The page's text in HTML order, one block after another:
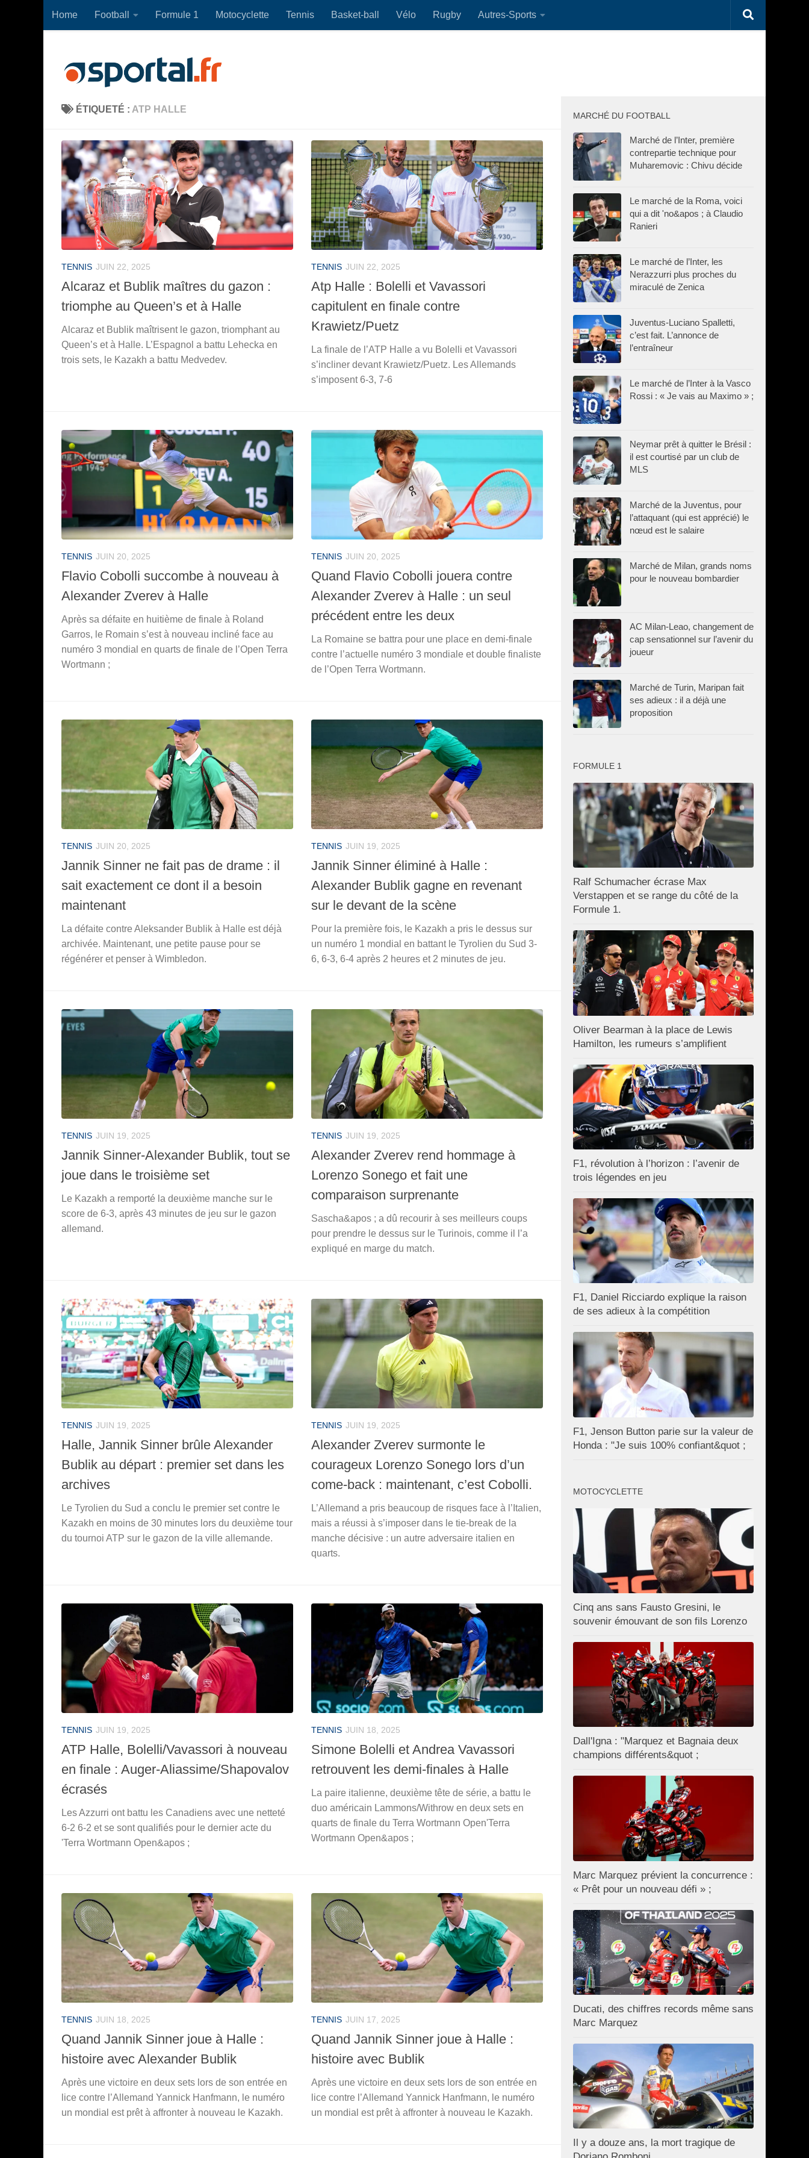
Skip to content
Home Football Formule 1 Motocyclette Tennis Basket-ball Vélo Rugby Autres-Sports
ÉTIQUETÉ : ATP HALLE
TENNIS JUIN 22, 2025
Alcaraz et Bublik maîtres du gazon :
triomphe au Queen’s et à Halle
Alcaraz et Bublik maîtrisent le gazon, triomphant au
Queen’s et à Halle. L’Espagnol a battu Lehecka en
trois sets, le Kazakh a battu Medvedev.
TENNIS JUIN 22, 2025
Atp Halle : Bolelli et Vavassori
capitulent en finale contre
Krawietz/Puetz
La finale de l’ATP Halle a vu Bolelli et Vavassori
s’incliner devant Krawietz/Puetz. Les Allemands
s’imposent 6-3, 7-6
TENNIS JUIN 20, 2025
Flavio Cobolli succombe à nouveau à
Alexander Zverev à Halle
Après sa défaite en huitième de finale à Roland
Garros, le Romain s’est à nouveau incliné face au
numéro 3 mondial en quarts de finale de l’Open Terra
Wortmann ;
TENNIS JUIN 20, 2025
Quand Flavio Cobolli jouera contre
Alexander Zverev à Halle : un seul
précédent entre les deux
La Romaine se battra pour une place en demi-finale
contre l’actuelle numéro 3 mondiale et double finaliste
de l’Open Terra Wortmann.
TENNIS JUIN 20, 2025
Jannik Sinner ne fait pas de drame : il
sait exactement ce dont il a besoin
maintenant
La défaite contre Aleksander Bublik à Halle est déjà
archivée. Maintenant, une petite pause pour se
régénérer et penser à Wimbledon.
TENNIS JUIN 19, 2025
Jannik Sinner éliminé à Halle :
Alexander Bublik gagne en revenant
sur le devant de la scène
Pour la première fois, le Kazakh a pris le dessus sur
un numéro 1 mondial en battant le Tyrolien du Sud 3-
6, 6-3, 6-4 après 2 heures et 2 minutes de jeu.
TENNIS JUIN 19, 2025
Jannik Sinner-Alexander Bublik, tout se
joue dans le troisième set
Le Kazakh a remporté la deuxième manche sur le
score de 6-3, après 43 minutes de jeu sur le gazon
allemand.
TENNIS JUIN 19, 2025
Alexander Zverev rend hommage à
Lorenzo Sonego et fait une
comparaison surprenante
Sascha&apos ; a dû recourir à ses meilleurs coups
pour prendre le dessus sur le Turinois, comme il l’a
expliqué en marge du match.
TENNIS JUIN 19, 2025
Halle, Jannik Sinner brûle Alexander
Bublik au départ : premier set dans les
archives
Le Tyrolien du Sud a conclu le premier set contre le
Kazakh en moins de 30 minutes lors du deuxième tour
du tournoi ATP sur le gazon de la ville allemande.
TENNIS JUIN 19, 2025
Alexander Zverev surmonte le
courageux Lorenzo Sonego lors d’un
come-back : maintenant, c’est Cobolli.
L’Allemand a pris beaucoup de risques face à l’Italien,
mais a réussi à s’imposer dans le tie-break de la
manche décisive : un autre adversaire italien en
quarts.
TENNIS JUIN 19, 2025
ATP Halle, Bolelli/Vavassori à nouveau
en finale : Auger-Aliassime/Shapovalov
écrasés
Les Azzurri ont battu les Canadiens avec une netteté
6-2 6-2 et se sont qualifiés pour le dernier acte du
'Terra Wortmann Open&apos ;
TENNIS JUIN 18, 2025
Simone Bolelli et Andrea Vavassori
retrouvent les demi-finales à Halle
La paire italienne, deuxième tête de série, a battu le
duo américain Lammons/Withrow en deux sets en
quarts de finale du Terra Wortmann Open'Terra
Wortmann Open&apos ;
TENNIS JUIN 18, 2025
Quand Jannik Sinner joue à Halle :
histoire avec Alexander Bublik
Après une victoire en deux sets lors de son entrée en
lice contre l’Allemand Yannick Hanfmann, le numéro
un mondial est prêt à affronter à nouveau le Kazakh.
TENNIS JUIN 17, 2025
Quand Jannik Sinner joue à Halle :
histoire avec Bublik
Après une victoire en deux sets lors de son entrée en
lice contre l’Allemand Yannick Hanfmann, le numéro
un mondial est prêt à affronter à nouveau le Kazakh.
MARCHÉ DU FOOTBALL
Marché de l’Inter, première
contrepartie technique pour
Muharemovic : Chivu décide
Le marché de la Roma, voici
qui a dit 'no&apos ; à Claudio
Ranieri
Le marché de l’Inter, les
Nerazzurri plus proches du
miraculé de Zenica
Juventus-Luciano Spalletti,
c’est fait. L’annonce de
l’entraîneur
Le marché de l’Inter à la Vasco
Rossi : « Je vais au Maximo » ;
Neymar prêt à quitter le Brésil :
il est courtisé par un club de
MLS
Marché de la Juventus, pour
l’attaquant (qui est apprécié) le
nœud est le salaire
Marché de Milan, grands noms
pour le nouveau bombardier
AC Milan-Leao, changement de
cap sensationnel sur l’avenir du
joueur
Marché de Turin, Maripan fait
ses adieux : il a déjà une
proposition
FORMULE 1
Ralf Schumacher écrase Max
Verstappen et se range du côté de la
Formule 1.
Oliver Bearman à la place de Lewis
Hamilton, les rumeurs s’amplifient
F1, révolution à l’horizon : l’avenir de
trois légendes en jeu
F1, Daniel Ricciardo explique la raison
de ses adieux à la compétition
F1, Jenson Button parie sur la valeur de
Honda : "Je suis 100% confiant&quot ;
MOTOCYCLETTE
Cinq ans sans Fausto Gresini, le
souvenir émouvant de son fils Lorenzo
Dall'Igna : "Marquez et Bagnaia deux
champions différents&quot ;
Marc Marquez prévient la concurrence :
« Prêt pour un nouveau défi » ;
Ducati, des chiffres records même sans
Marc Marquez
Il y a douze ans, la mort tragique de